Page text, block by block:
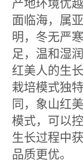
面临海，属
明，冬无严
足，温和湿
红美人的生
栽培模式独
同，象山红
模式，可以
生长过程中
品质更优。